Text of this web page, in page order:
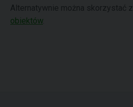
Alternatywnie można skorzystać z
obiektów